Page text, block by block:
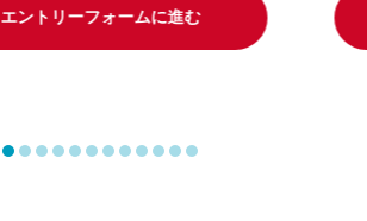
エントリーフォームに進む